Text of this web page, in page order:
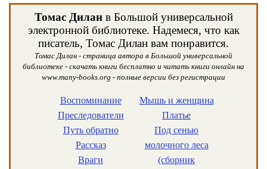
Томас Диланв Большой универсальной
электронной библиотеке. Надемеся, что как
писатель, Томас Дилан вам понравится.
Томас Дилан - страница автора в Большой универсальной
библиотеке - скачать книги бесплатно и читать книги онлайн на
www.many-books.org - полные версии без регистрации
Воспоминание
Преследователи
Путь обратно
Рассказ
Враги
Мышь и женщина
Платье
Под сенью
молочного леса
(сборник